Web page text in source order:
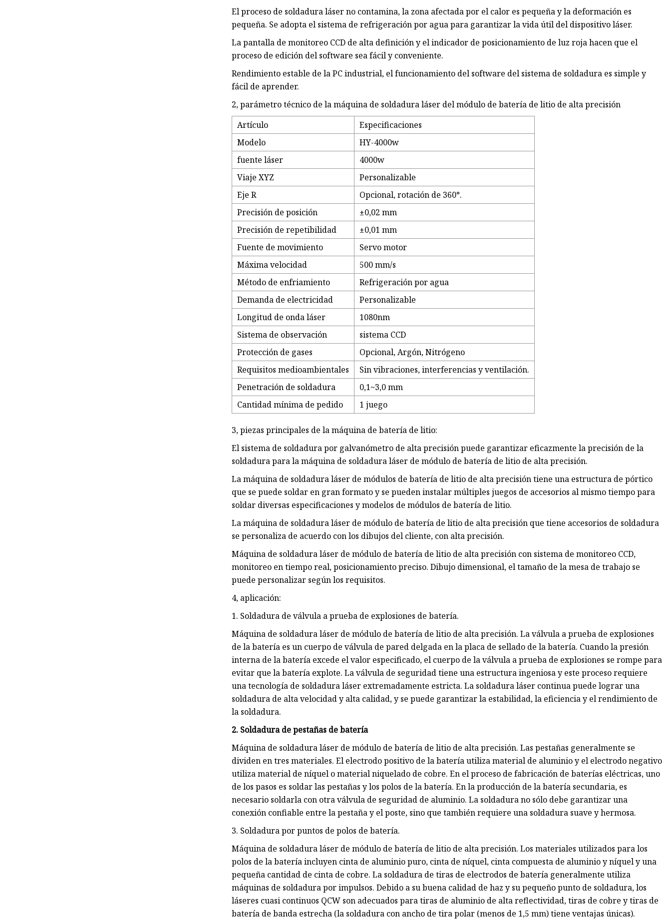
El proceso de soldadura láser no contamina, la zona afectada por el calor es pequeña y la deformación es
pequeña. Se adopta el sistema de refrigeración por agua para garantizar la vida útil del dispositivo láser.
La pantalla de monitoreo CCD de alta definición y el indicador de posicionamiento de luz roja hacen que el
proceso de edición del software sea fácil y conveniente.
Rendimiento estable de la PC industrial, el funcionamiento del software del sistema de soldadura es simple y
fácil de aprender.
2, parámetro técnico de la máquina de soldadura láser del módulo de batería de litio de alta precisión
Artículo
Especificaciones
Modelo
HY-4000w
fuente láser
4000w
Viaje XYZ
Personalizable
Eje R
Opcional, rotación de 360°.
Precisión de posición
±0,02 mm
Precisión de repetibilidad
±0,01 mm
Fuente de movimiento
Servo motor
Máxima velocidad
500 mm/s
Método de enfriamiento
Refrigeración por agua
Demanda de electricidad
Personalizable
Longitud de onda láser
1080nm
Sistema de observación
sistema CCD
Protección de gases
Opcional, Argón, Nitrógeno
Requisitos medioambientales
Sin vibraciones, interferencias y ventilación.
Penetración de soldadura
0,1~3,0 mm
Cantidad mínima de pedido
1 juego
3, piezas principales de la máquina de batería de litio:
El sistema de soldadura por galvanómetro de alta precisión puede garantizar eficazmente la precisión de la
soldadura para la máquina de soldadura láser de módulo de batería de litio de alta precisión.
La máquina de soldadura láser de módulos de batería de litio de alta precisión tiene una estructura de pórtico
que se puede soldar en gran formato y se pueden instalar múltiples juegos de accesorios al mismo tiempo para
soldar diversas especificaciones y modelos de módulos de batería de litio.
La máquina de soldadura láser de módulo de batería de litio de alta precisión que tiene accesorios de soldadura
se personaliza de acuerdo con los dibujos del cliente, con alta precisión.
Máquina de soldadura láser de módulo de batería de litio de alta precisión con sistema de monitoreo CCD,
monitoreo en tiempo real, posicionamiento preciso. Dibujo dimensional, el tamaño de la mesa de trabajo se
puede personalizar según los requisitos.
4, aplicación:
1. Soldadura de válvula a prueba de explosiones de batería.
Máquina de soldadura láser de módulo de batería de litio de alta precisión. La válvula a prueba de explosiones
de la batería es un cuerpo de válvula de pared delgada en la placa de sellado de la batería. Cuando la presión
interna de la batería excede el valor especificado, el cuerpo de la válvula a prueba de explosiones se rompe para
evitar que la batería explote. La válvula de seguridad tiene una estructura ingeniosa y este proceso requiere
una tecnología de soldadura láser extremadamente estricta. La soldadura láser continua puede lograr una
soldadura de alta velocidad y alta calidad, y se puede garantizar la estabilidad, la eficiencia y el rendimiento de
la soldadura.
2. Soldadura de pestañas de batería
Máquina de soldadura láser de módulo de batería de litio de alta precisión. Las pestañas generalmente se
dividen en tres materiales. El electrodo positivo de la batería utiliza material de aluminio y el electrodo negativo
utiliza material de níquel o material niquelado de cobre. En el proceso de fabricación de baterías eléctricas, uno
de los pasos es soldar las pestañas y los polos de la batería. En la producción de la batería secundaria, es
necesario soldarla con otra válvula de seguridad de aluminio. La soldadura no sólo debe garantizar una
conexión confiable entre la pestaña y el poste, sino que también requiere una soldadura suave y hermosa.
3. Soldadura por puntos de polos de batería.
Máquina de soldadura láser de módulo de batería de litio de alta precisión. Los materiales utilizados para los
polos de la batería incluyen cinta de aluminio puro, cinta de níquel, cinta compuesta de aluminio y níquel y una
pequeña cantidad de cinta de cobre. La soldadura de tiras de electrodos de batería generalmente utiliza
máquinas de soldadura por impulsos. Debido a su buena calidad de haz y su pequeño punto de soldadura, los
láseres cuasi continuos QCW son adecuados para tiras de aluminio de alta reflectividad, tiras de cobre y tiras de
batería de banda estrecha (la soldadura con ancho de tira polar (menos de 1,5 mm) tiene ventajas únicas).